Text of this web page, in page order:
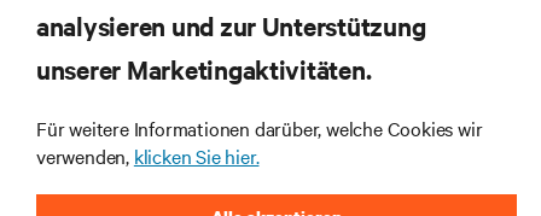
die neuesten Technologietrends
Erhalten Sie regelmäßig Updates zu den wichtigsten
Themen der Branche, mit aktuellen Diskussionen
analysieren und zur Unterstützung
unserer Marketingaktivitäten.
Für weitere Informationen darüber, welche Cookies wir
verwenden, klicken Sie hier.